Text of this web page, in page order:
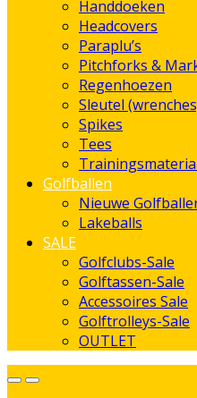
Handdoeken
Headcovers
Paraplu’s
Pitchforks &
Regenhoezen
Sleutel
Spikes
Tees
Golfballen
Nieuwe
Lakeballs
SALE
Golfclubs-Sale
Golftassen-Sale
Accessoires Sale
Golftrolleys-Sale
OUTLET